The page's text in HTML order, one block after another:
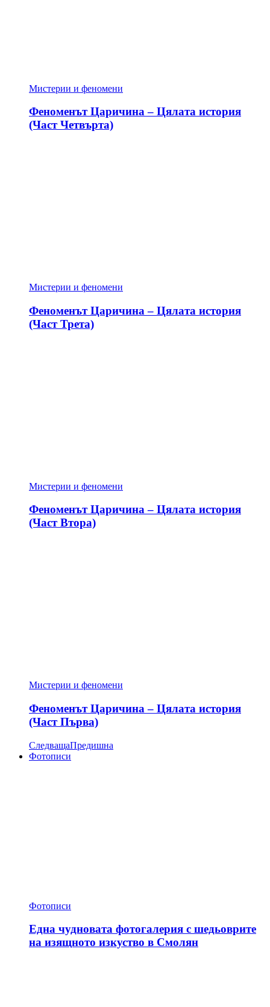
Мистерии и феномени
Феноменът Царичина – Цялата история
(Част Четвърта)
Мистерии и феномени
Феноменът Царичина – Цялата история
(Част Трета)
Мистерии и феномени
Феноменът Царичина – Цялата история
(Част Втора)
Мистерии и феномени
Феноменът Царичина – Цялата история
(Част Първа)
СледващаПредишна
Фотописи
Фотописи
Една чудновата фотогалерия с шедьоврите
на изящното изкуство в Смолян